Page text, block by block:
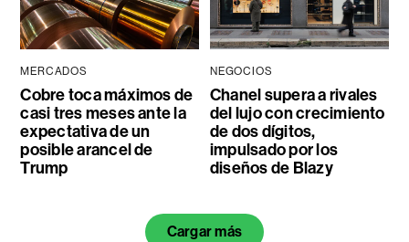
MERCADOS
Cobre toca máximos de
casi tres meses ante la
expectativa de un
posible arancel de
Trump
NEGOCIOS
Chanel supera a rivales
del lujo con crecimiento
de dos dígitos,
impulsado por los
diseños de Blazy
Cargar más